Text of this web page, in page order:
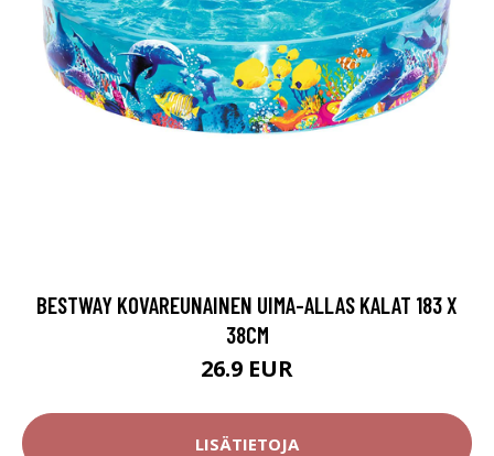
BESTWAY KOVAREUNAINEN UIMA-ALLAS KALAT 183 X
38CM
26.9 EUR
LISÄTIETOJA